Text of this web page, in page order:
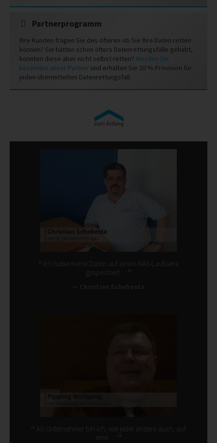
Partnerprogramm
Ihre Kunden fragen Sie des öfteren ob Sie Ihre Daten retten
können? Sie hätten schon öfters Datenrettungsfälle gehabt,
konnten diese aber nicht selbst retten? Werden Sie
kostenlos unser Partner und erhalten Sie 20 % Provision für
jeden übermittelten Datenrettungsfall.
Ich habe meine Daten auf einem NAS-Laufwerk
gespeichert…
Als Unternehmer bin ich, wie jeder andere auch, auf
eine …